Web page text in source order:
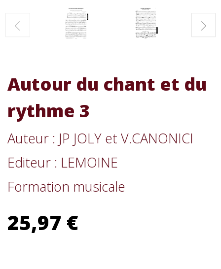
Autour du chant et du
rythme 3
Auteur : JP JOLY et V.CANONICI
Editeur : LEMOINE
Formation musicale
25,97 €